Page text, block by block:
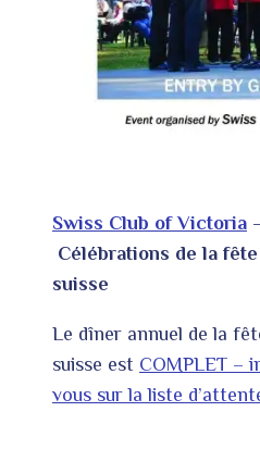
Swiss Club of Victoria
Célébrations de la
suisse
Le dîner annuel de la
suisse est COMPLET –
vous sur la liste